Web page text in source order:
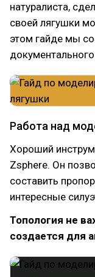
натуралиста,
своей лягушки
этом гайде мы
Работа над
Хороший
Zsphere. Он
составить
интересные
Топология не
создается для